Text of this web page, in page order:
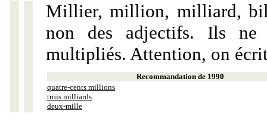
Millier, million, milliard,
non des adjectifs. Ils ne
multipliés. Attention, on
Recommandation de 1990
quatre-cents millions
trois milliards
deux-mille